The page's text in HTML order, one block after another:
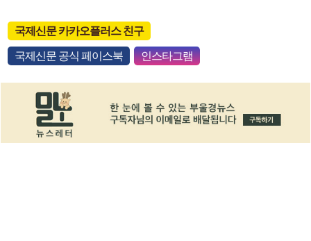
국제신문 카카오플러스 친구
국제신문 공식 페이스북 인스타그램